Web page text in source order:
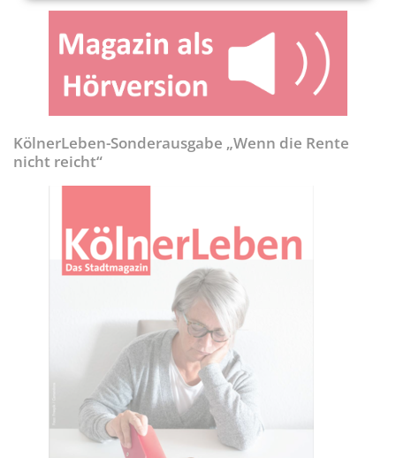
KölnerLeben-Sonderausgabe „Wenn die Rente
nicht reicht“